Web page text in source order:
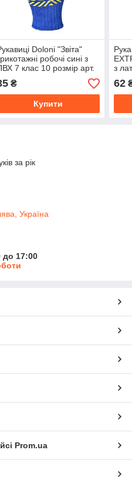
Doloni "Звіта"
робочі сині з
7 клас 10 розмір арт.
₴
Купити
з
62
за рік
Україна
до 17:00
Prom.ua